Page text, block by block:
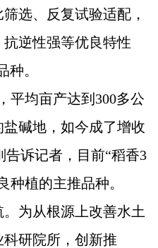
选、反复试验适配，
逆性强等优良特性
种。
平均亩产达到300多公
碱地，如今成了增收
告诉记者，目前“稻香3
种植的主推品种。
为从根源上改善水土
研院所，创新推